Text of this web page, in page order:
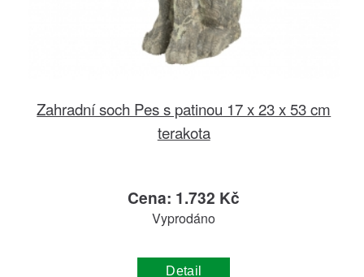
Zahradní soch Pes s patinou 17 x 23 x 53 cm
terakota
Cena: 1.732 Kč
Vyprodáno
Detail